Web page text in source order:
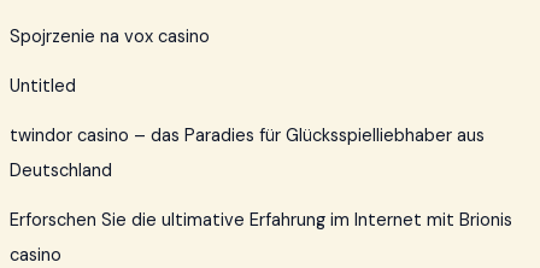
Spojrzenie na vox casino
Untitled
twindor casino – das Paradies für Glücksspielliebhaber aus
Deutschland
Erforschen Sie die ultimative Erfahrung im Internet mit Brionis
casino